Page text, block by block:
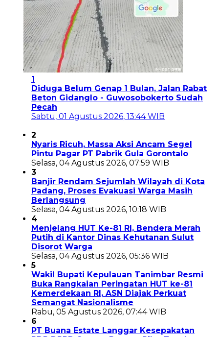
1
Diduga Belum Genap 1 Bulan, Jalan Rabat
Beton Gidanglo - Guwosobokerto Sudah
Pecah
Sabtu, 01 Agustus 2026, 13:44 WIB
2
Nyaris Ricuh, Massa Aksi Ancam Segel
Pintu Pagar PT Pabrik Gula Gorontalo
Selasa, 04 Agustus 2026, 07:59 WIB
3
Banjir Rendam Sejumlah Wilayah di Kota
Padang, Proses Evakuasi Warga Masih
Berlangsung
Selasa, 04 Agustus 2026, 10:18 WIB
4
Menjelang HUT Ke-81 RI, Bendera Merah
Putih di Kantor Dinas Kehutanan Sulut
Disorot Warga
Selasa, 04 Agustus 2026, 05:36 WIB
5
Wakil Bupati Kepulauan Tanimbar Resmi
Buka Rangkaian Peringatan HUT ke-81
Kemerdekaan RI, ASN Diajak Perkuat
Semangat Nasionalisme
Rabu, 05 Agustus 2026, 07:44 WIB
6
PT Buana Estate Langgar Kesepakatan